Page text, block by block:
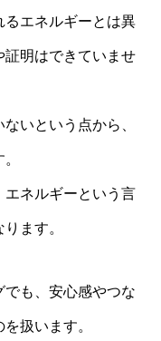
るエネルギーとは異
証明はできていませ
いという点から、
エネルギーという言
ます。
も、安心感やつな
扱います。